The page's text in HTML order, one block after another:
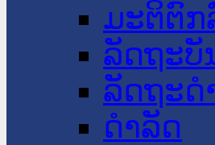
ມະຕິຕົກ
ລັດຖະບັ
ລັດຖະດໍ
ດໍາລັດ